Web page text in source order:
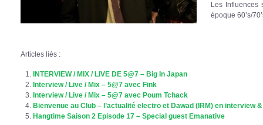
Les
époque 60’s/
Articles liés :
INTERVIEW / MIX / LIVE DE 5@7 – Big In Japan
Interview / Live / Mix – 5@7 avec Fink
Interview / Live / Mix – 5@7 avec Poum Tchack
Bienvenue au Club – l’actualité electro et Dawad (IRM) en interview
Hangtime Saison 2 Episode 17 – Special guest Emanative